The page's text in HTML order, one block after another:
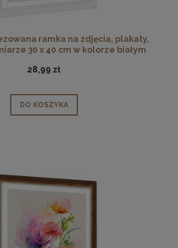
ramka na zdjęcia, plakaty,
30 x 40 cm w kolorze białym
28,99 zł
DO KOSZYKA